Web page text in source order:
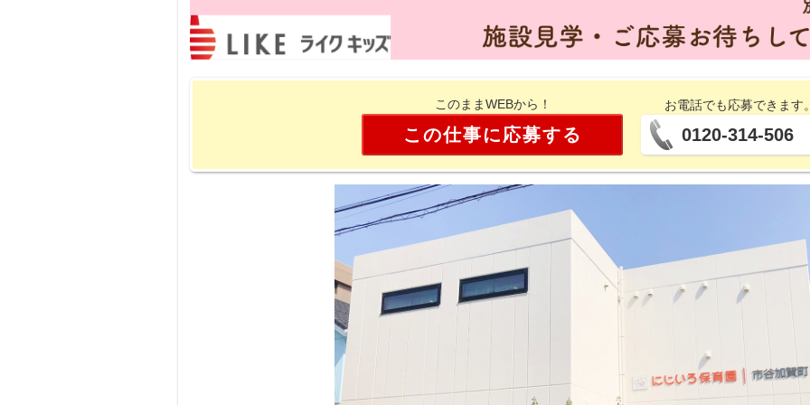
このままWEBから！
この仕事に応募する
お電話でも応募できます
0120-314-506